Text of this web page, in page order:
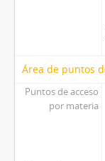
Área de puntos
Puntos de acceso
por materia